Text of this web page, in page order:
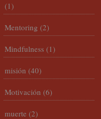
(1)
Mentoring (2)
Mindfulness (1)
misión (40)
Motivación (6)
muerte (2)